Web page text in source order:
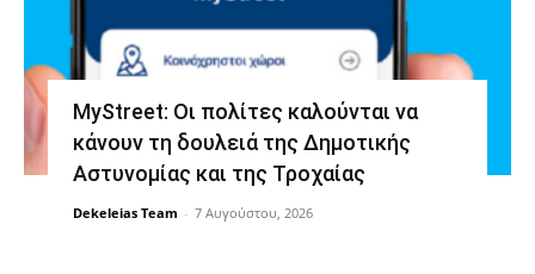
MyStreet: Οι πολίτες καλούνται να
κάνουν τη δουλειά της Δημοτικής
Αστυνομίας και της Τροχαίας
Dekeleias Team - 7 Αυγούστου, 2026